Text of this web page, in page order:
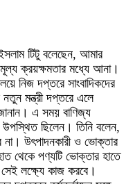
টিটু বলেছেন, আমার
ক্রয়ক্ষমতার মধ্যে আনা।
নিজ দপ্তরে সাংবাদিকদের
মন্ত্রী দপ্তরে এলে
জানান। এ সময় বাণিজ্য
উপস্থিত ছিলেন। তিনি বলেন,
উৎপাদনকারী ও ভোক্তার
থেকে পণ্যটি ভোক্তার হাতে
সেই লক্ষ্যে কাজ করবে।